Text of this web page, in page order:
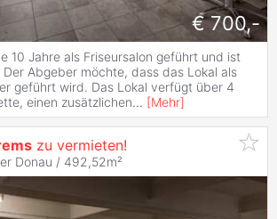
€ 700,-
10 Jahre als Friseursalon geführt und ist
Abgeber möchte, dass das Lokal als
geführt wird. Das Lokal verfügt über 4
einen zusätzlichen... [Mehr]
zu vermieten!
Donau / 492,52m²